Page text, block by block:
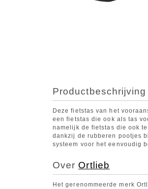
Productbeschrijving
Deze fietstas van het
een fietstas die ook als tas
namelijk de fietstas die ook
dankzij de rubberen pootjes
systeem voor het eenvoudig
Over Ortlieb
Het gerenommeerde merk